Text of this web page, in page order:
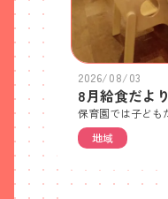
2026/08/03
8月給食だより
地域